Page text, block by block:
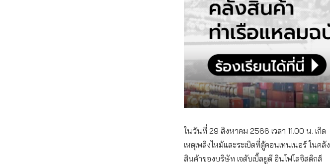
ในวันที่ 29 สิงหาคม 2566 เวลา 11.00 น. เกิด
เหตุเพลิงไหม้และระเบิดที่ตู้คอนเทนเนอร์ ในคลัง
สินค้าของบริษัท เจดับเบิ้ลยูดี อินโฟโลจิสติกส์